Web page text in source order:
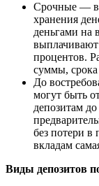
Срочные — в
хранения
деньгами на
процентов.
суммы, срока
До
могут быть
депозитам
без потери в
вкладам
Виды депозитов